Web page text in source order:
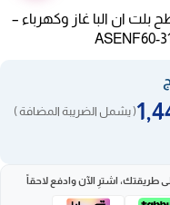
بلت ان البا غاز وكهرباء –
( يشمل الضريبة المضافة )
طريقتك، اشترِ الآن وادفع لاحقاً